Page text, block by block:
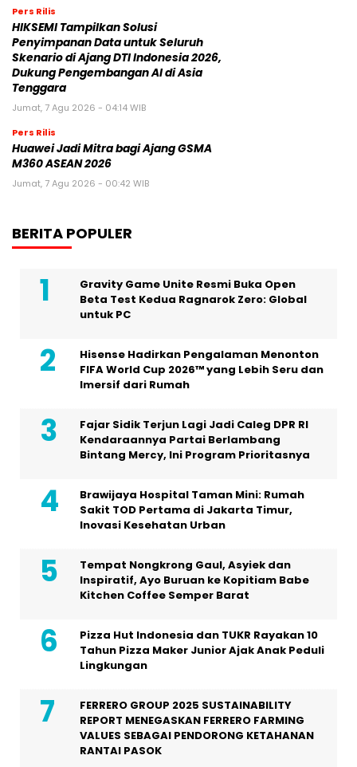
Pers Rilis
HIKSEMI Tampilkan Solusi
Penyimpanan Data untuk Seluruh
Skenario di Ajang DTI Indonesia 2026,
Dukung Pengembangan AI di Asia
Tenggara
Jumat, 7 Agu 2026 - 04:14 WIB
Pers Rilis
Huawei Jadi Mitra bagi Ajang GSMA
M360 ASEAN 2026
Jumat, 7 Agu 2026 - 00:42 WIB
BERITA POPULER
Gravity Game Unite Resmi Buka Open
Beta Test Kedua Ragnarok Zero: Global
untuk PC
Hisense Hadirkan Pengalaman Menonton
FIFA World Cup 2026™ yang Lebih Seru dan
Imersif dari Rumah
Fajar Sidik Terjun Lagi Jadi Caleg DPR RI
Kendaraannya Partai Berlambang
Bintang Mercy, Ini Program Prioritasnya
Brawijaya Hospital Taman Mini: Rumah
Sakit TOD Pertama di Jakarta Timur,
Inovasi Kesehatan Urban
Tempat Nongkrong Gaul, Asyiek dan
Inspiratif, Ayo Buruan ke Kopitiam Babe
Kitchen Coffee Semper Barat
Pizza Hut Indonesia dan TUKR Rayakan 10
Tahun Pizza Maker Junior Ajak Anak Peduli
Lingkungan
FERRERO GROUP 2025 SUSTAINABILITY
REPORT MENEGASKAN FERRERO FARMING
VALUES SEBAGAI PENDORONG KETAHANAN
RANTAI PASOK